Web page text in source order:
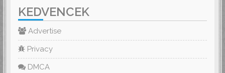
KEDVENCEK
Advertise
Privacy
DMCA